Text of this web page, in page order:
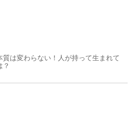
質は変わらない！人が持って生まれて
？